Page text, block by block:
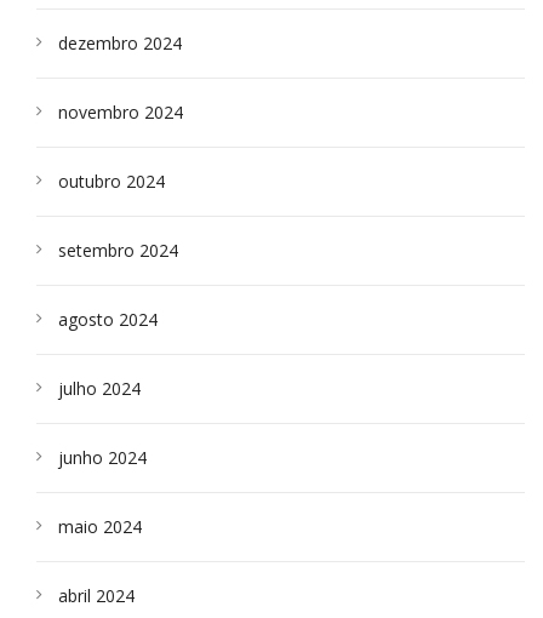
dezembro 2024
novembro 2024
outubro 2024
setembro 2024
agosto 2024
julho 2024
junho 2024
maio 2024
abril 2024